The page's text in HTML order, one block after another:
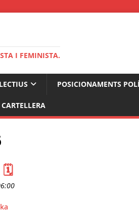
I FEMINISTA.
POSICIONAMENTS
CARTELLERA
🗓